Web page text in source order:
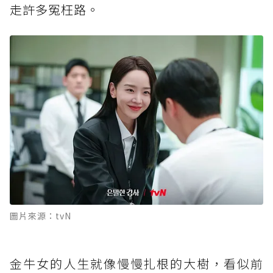
走許多冤枉路。
圖片來源：tvN
金牛女的人生就像慢慢扎根的大樹，看似前